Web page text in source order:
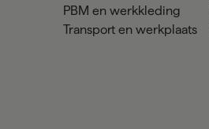
PBM en werkkleding
Transport en werkplaats